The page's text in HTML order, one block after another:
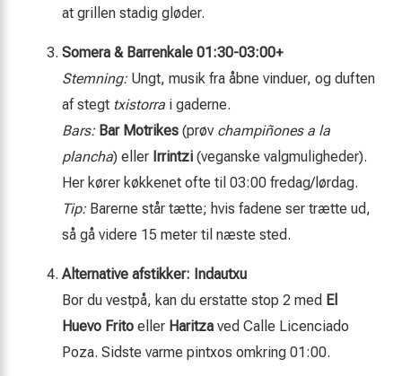
at grillen stadig gløder.
Somera & Barrenkale 01:30-03:00+
Stemning: Ungt, musik fra åbne vinduer, og duften
af stegt txistorra i gaderne.
Bars: Bar Motrikes (prøv champiñones a la
plancha) eller Irrintzi (veganske valgmuligheder).
Her kører køkkenet ofte til 03:00 fredag/lørdag.
Tip: Barerne står tætte; hvis fadene ser trætte ud,
så gå videre 15 meter til næste sted.
Alternative afstikker: Indautxu
Bor du vestpå, kan du erstatte stop 2 med El
Huevo Frito eller Haritza ved Calle Licenciado
Poza. Sidste varme pintxos omkring 01:00.